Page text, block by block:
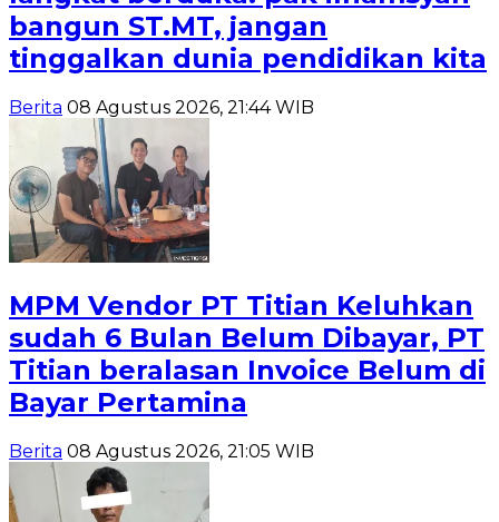
bangun ST.MT, jangan
tinggalkan dunia pendidikan kita
Berita 08 Agustus 2026, 21:44 WIB
MPM Vendor PT Titian Keluhkan
sudah 6 Bulan Belum Dibayar, PT
Titian beralasan Invoice Belum di
Bayar Pertamina
Berita 08 Agustus 2026, 21:05 WIB